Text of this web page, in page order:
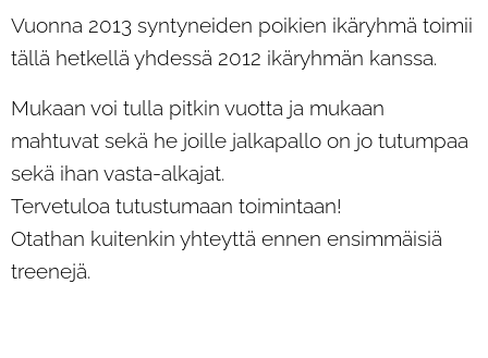
Vuonna 2013 syntyneiden poikien ikäryhmä toimii
tällä hetkellä yhdessä 2012 ikäryhmän kanssa.
Mukaan voi tulla pitkin vuotta ja mukaan
mahtuvat sekä he joille jalkapallo on jo tutumpaa
sekä ihan vasta-alkajat.
Tervetuloa tutustumaan toimintaan!
Otathan kuitenkin yhteyttä ennen ensimmäisiä
treenejä.